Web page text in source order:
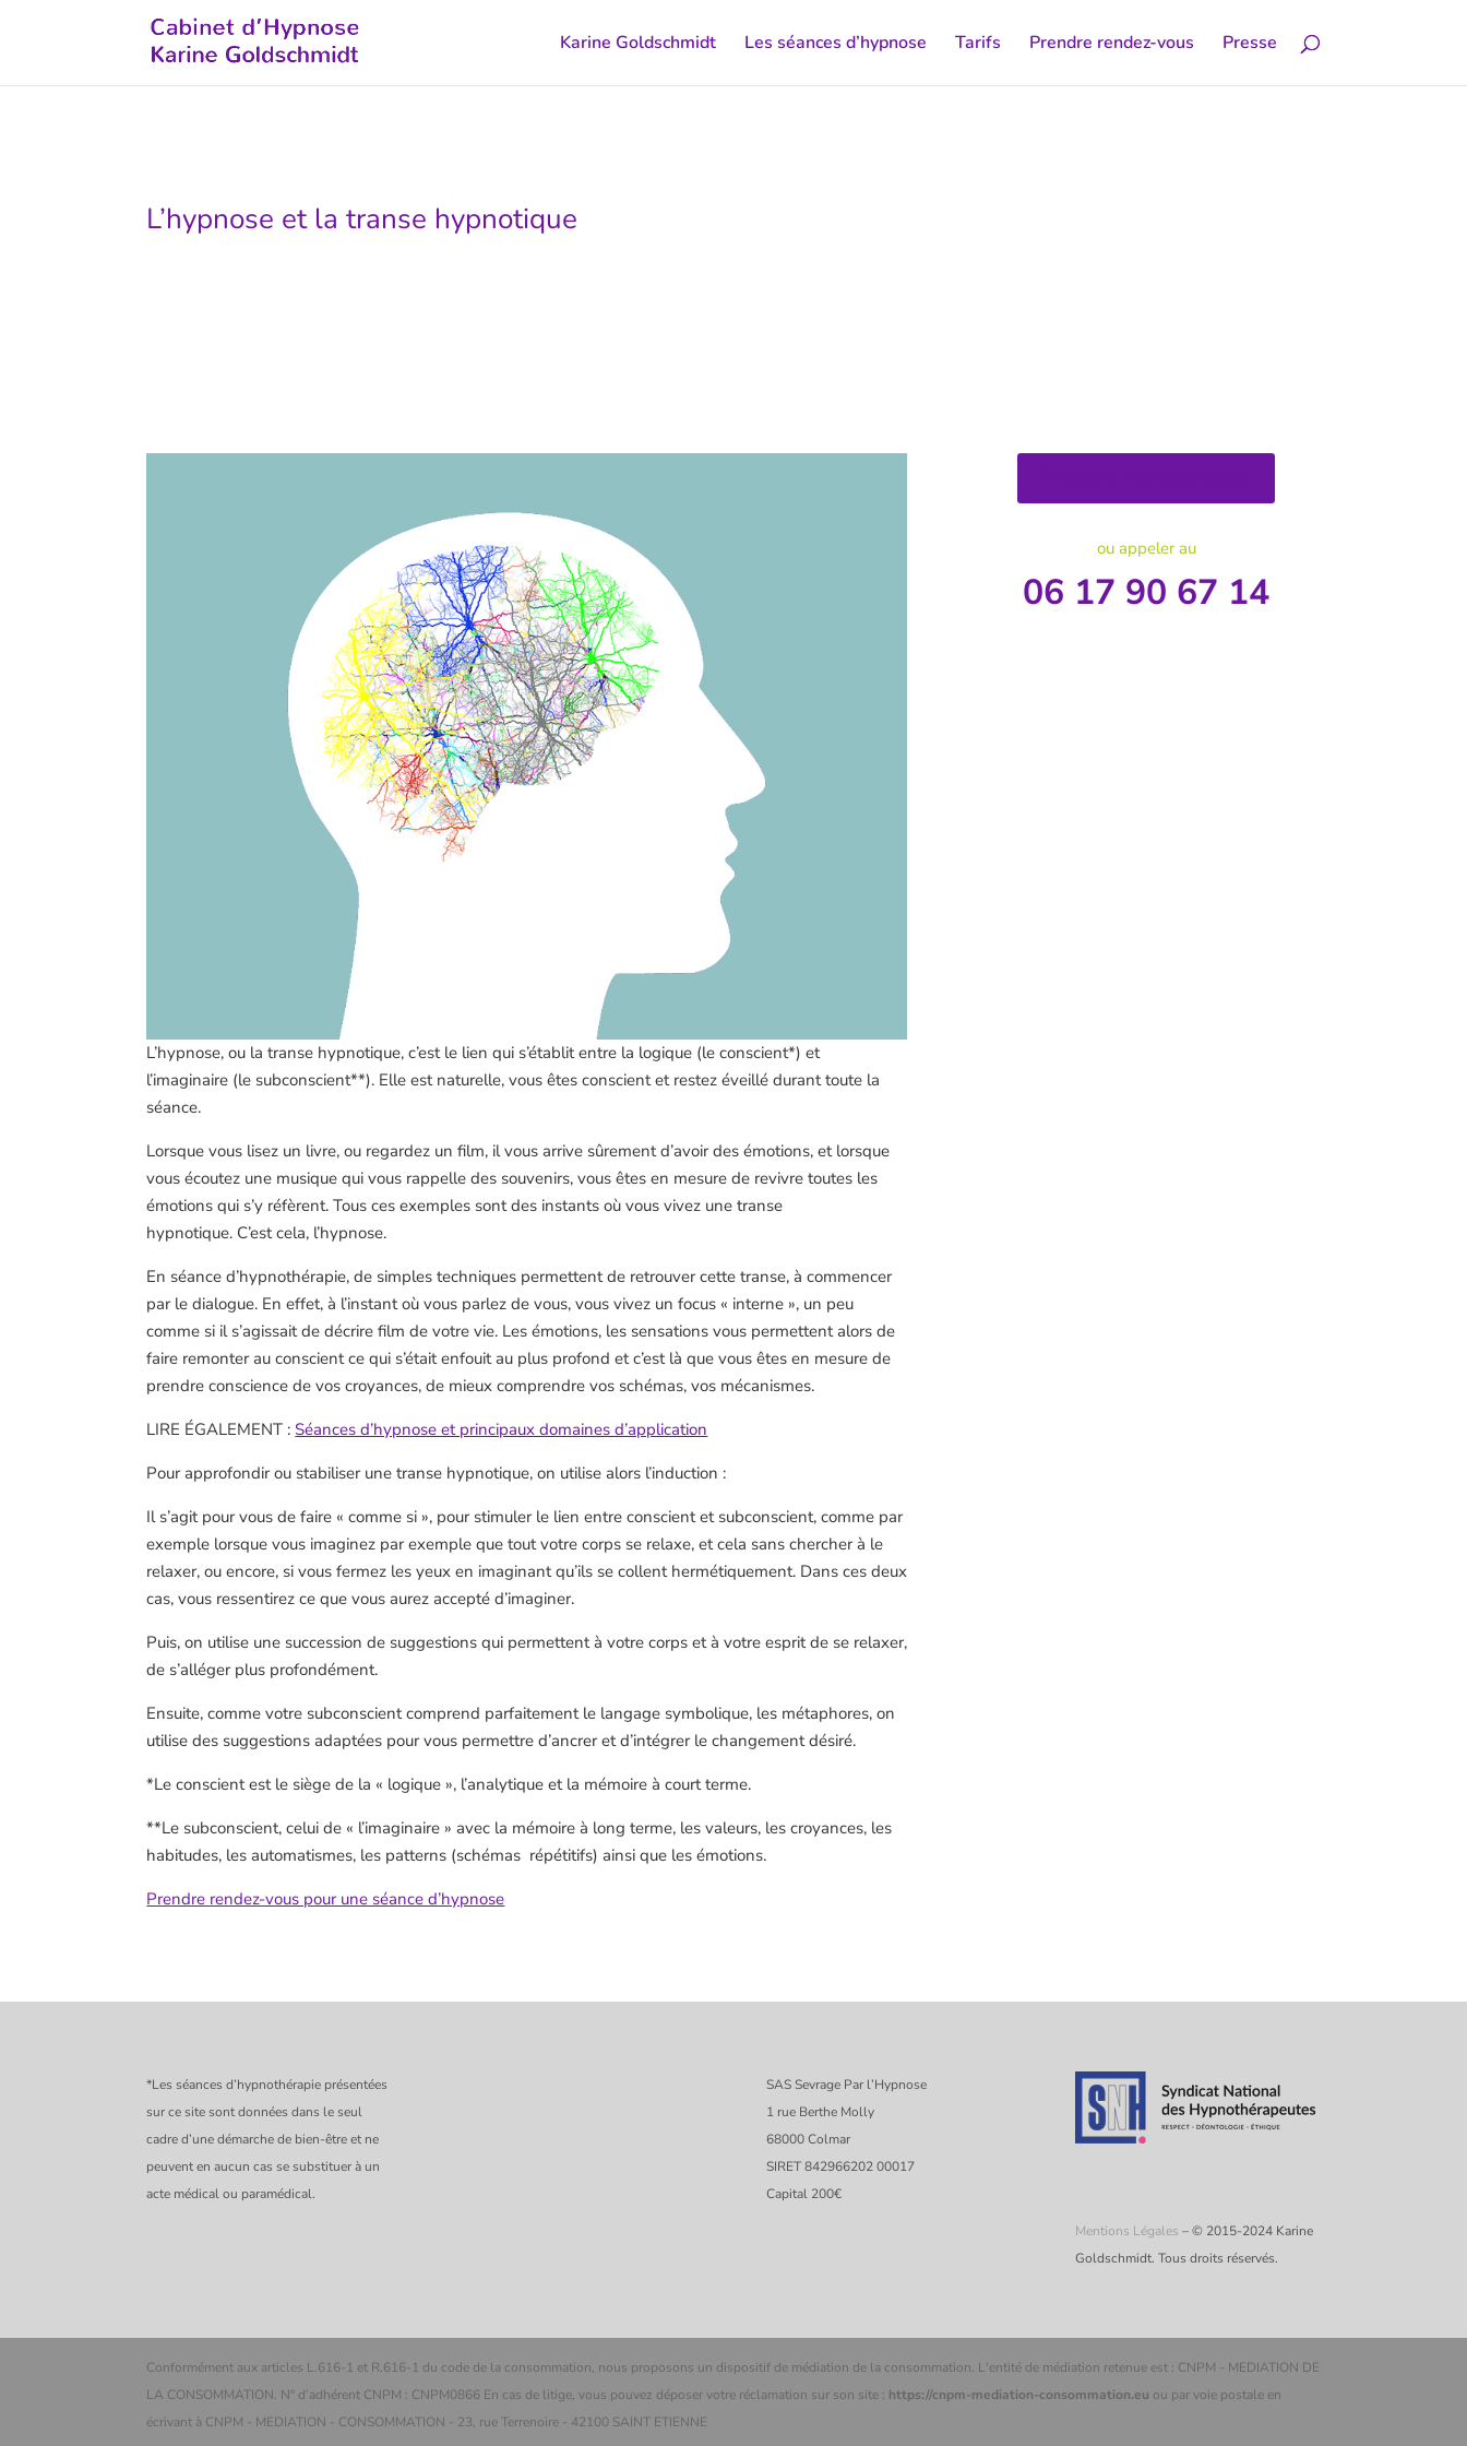
Karine Goldschmidt Les séances d’hypnose Tarifs Prendre rendez-vous Presse
L’hypnose et la transe hypnotique
L’hypnose, ou la transe hypnotique, c’est le lien qui s’établit entre la logique (le conscient*) et
l’imaginaire (le subconscient**). Elle est naturelle, vous êtes conscient et restez éveillé durant toute la
séance.
Lorsque vous lisez un livre, ou regardez un film, il vous arrive sûrement d’avoir des émotions, et lorsque
vous écoutez une musique qui vous rappelle des souvenirs, vous êtes en mesure de revivre toutes les
émotions qui s’y réfèrent. Tous ces exemples sont des instants où vous vivez une transe
hypnotique. C’est cela, l’hypnose.
En séance d’hypnothérapie, de simples techniques permettent de retrouver cette transe, à commencer
par le dialogue. En effet, à l’instant où vous parlez de vous, vous vivez un focus « interne », un peu
comme si il s’agissait de décrire film de votre vie. Les émotions, les sensations vous permettent alors de
faire remonter au conscient ce qui s’était enfouit au plus profond et c’est là que vous êtes en mesure de
prendre conscience de vos croyances, de mieux comprendre vos schémas, vos mécanismes.
LIRE ÉGALEMENT : Séances d’hypnose et principaux domaines d’application
Pour approfondir ou stabiliser une transe hypnotique, on utilise alors l’induction :
Il s’agit pour vous de faire « comme si », pour stimuler le lien entre conscient et subconscient, comme par
exemple lorsque vous imaginez par exemple que tout votre corps se relaxe, et cela sans chercher à le
relaxer, ou encore, si vous fermez les yeux en imaginant qu’ils se collent hermétiquement. Dans ces deux
cas, vous ressentirez ce que vous aurez accepté d’imaginer.
Puis, on utilise une succession de suggestions qui permettent à votre corps et à votre esprit de se relaxer,
de s’alléger plus profondément.
Ensuite, comme votre subconscient comprend parfaitement le langage symbolique, les métaphores, on
utilise des suggestions adaptées pour vous permettre d’ancrer et d’intégrer le changement désiré.
*Le conscient est le siège de la « logique », l’analytique et la mémoire à court terme.
**Le subconscient, celui de « l’imaginaire » avec la mémoire à long terme, les valeurs, les croyances, les
habitudes, les automatismes, les patterns (schémas répétitifs) ainsi que les émotions.
Prendre rendez-vous pour une séance d’hypnose
ou appeler au
06 17 90 67 14
*Les séances d’hypnothérapie présentées
sur ce site sont données dans le seul
cadre d’une démarche de bien-être et ne
peuvent en aucun cas se substituer à un
acte médical ou paramédical.
SAS Sevrage Par l’Hypnose
1 rue Berthe Molly
68000 Colmar
SIRET 842966202 00017
Capital 200€
Mentions Légales – © 2015-2024 Karine
Goldschmidt. Tous droits réservés.
Conformément aux articles L.616-1 et R.616-1 du code de la consommation, nous proposons un dispositif de médiation de la consommation. L'entité de médiation retenue est : CNPM - MEDIATION DE
LA CONSOMMATION. N° d’adhérent CNPM : CNPM0866 En cas de litige, vous pouvez déposer votre réclamation sur son site : https://cnpm-mediation-consommation.eu ou par voie postale en
écrivant à CNPM - MEDIATION - CONSOMMATION - 23, rue Terrenoire - 42100 SAINT ETIENNE